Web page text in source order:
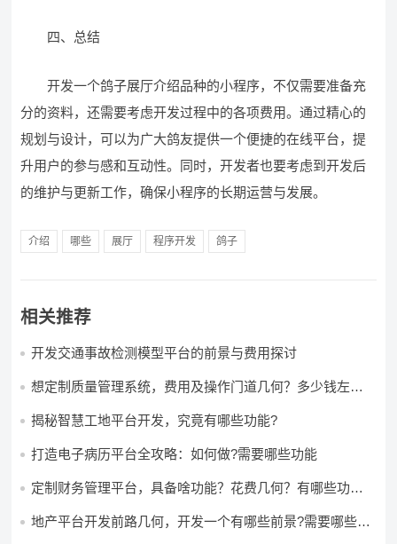
四、总结
开发一个鸽子展厅介绍品种的小程序，不仅需要准备充
分的资料，还需要考虑开发过程中的各项费用。通过精心的
规划与设计，可以为广大鸽友提供一个便捷的在线平台，提
升用户的参与感和互动性。同时，开发者也要考虑到开发后
的维护与更新工作，确保小程序的长期运营与发展。
介绍 哪些 展厅 程序开发 鸽子
相关推荐
开发交通事故检测模型平台的前景与费用探讨
想定制质量管理系统，费用及操作门道几何？多少钱左右
揭秘智慧工地平台开发，究竟有哪些功能?
打造电子病历平台全攻略：如何做?需要哪些功能
定制财务管理平台，具备啥功能？花费几何？有哪些功能?
地产平台开发前路几何，开发一个有哪些前景?需要哪些费